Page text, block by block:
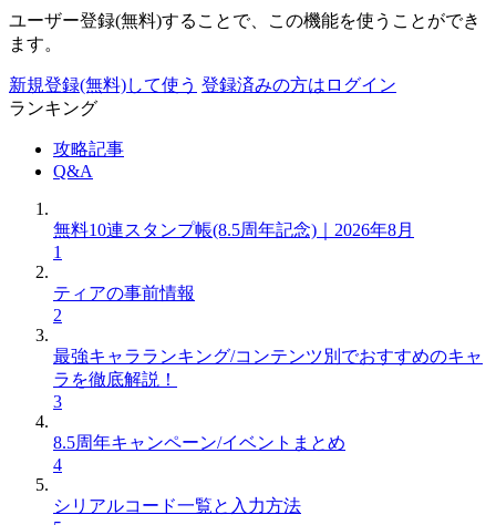
ユーザー登録(無料)することで、この機能を使うことができ
ます。
新規登録(無料)して使う 登録済みの方はログイン
ランキング
攻略記事
Q&A
無料10連スタンプ帳(8.5周年記念)｜2026年8月
1
ティアの事前情報
2
最強キャラランキング/コンテンツ別でおすすめのキャ
ラを徹底解説！
3
8.5周年キャンペーン/イベントまとめ
4
シリアルコード一覧と入力方法